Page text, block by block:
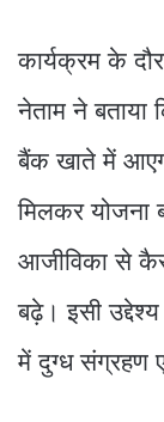
कार्यक्रम के
नेताम ने
बैंक खाते में
मिलकर योजना
आजीविका से
बढ़े। इसी
में दुग्ध संग्रहण